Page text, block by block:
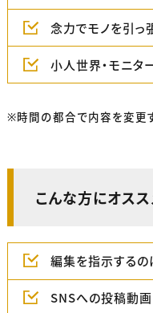
念力でモノを引っ
小人世界・モニタ
※時間の都合で内容を変更
こんな方にオスス
編集を指示するの
SNSへの投稿動